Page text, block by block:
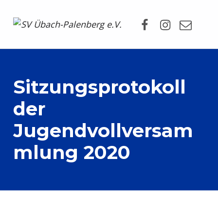
Sitzungsprotokoll
der
Jugendvollversam
mlung 2020